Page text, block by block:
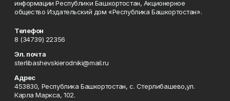
информации Республики Башкортостан, Акционерное
общество Издательский дом «Республика Башкортостан».
Телефон
8 (34739) 22356
Эл. почта
sterlibashevskierodniki@mail.ru
Адрес
453830, Республика Башкортостан, c. Стерлибашево,ул.
Карла Маркса, 102.